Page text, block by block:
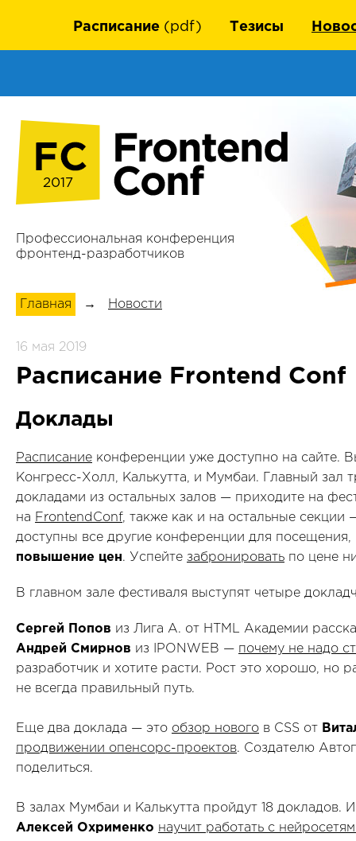
Расписание (pdf) Тезисы
2017
Профессиональная конференция
фронтенд-разработчиков
Главная → Новости
16 мая 2019
Расписание Frontend Conf
Доклады
Расписание конференции уже доступно на сайте.
Конгресс-Холл, Калькутта, и Мумбаи. Главный зал
докладами из остальных залов — приходите на
на FrontendConf, также как и на остальные секции
доступны все другие конференции для
повышение цен. Успейте забронировать по цене
В главном зале фестиваля выступят четыре
Сергей Попов из Лига А. от HTML Академии
Андрей Смирнов из IPONWEB — почему не надо
разработчик и хотите расти. Рост это хорошо, но
не всегда правильный путь.
Еще два доклада — это обзор нового в CSS от
продвижении опенсорс-проектов. Создателю
поделиться.
В залах Мумбаи и Калькутта пройдут 18 докладов.
Алексей Охрименко научит работать с